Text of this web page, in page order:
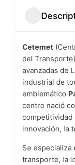
Cetemet
del
avanzadas de
industrial de
emblemático
centro nació
competitividad
innovación, la
Se
transporte, la